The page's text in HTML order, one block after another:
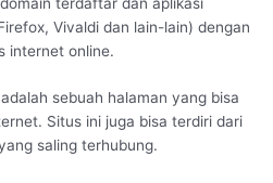
Vivaldi dan lain-lain) dengan
internet online.
sebuah halaman yang bisa
Situs ini juga bisa terdiri dari
saling terhubung.